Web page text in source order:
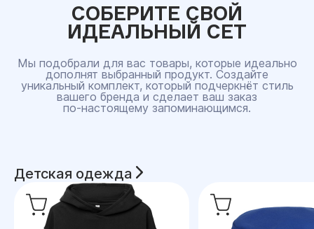
СОБЕРИТЕ СВОЙ
ИДЕАЛЬНЫЙ СЕТ
Мы подобрали для вас товары, которые идеально
дополнят выбранный продукт. Создайте
уникальный комплект, который подчеркнёт стиль
вашего бренда и сделает ваш заказ
по‑настоящему запоминающимся.
Детская одежда